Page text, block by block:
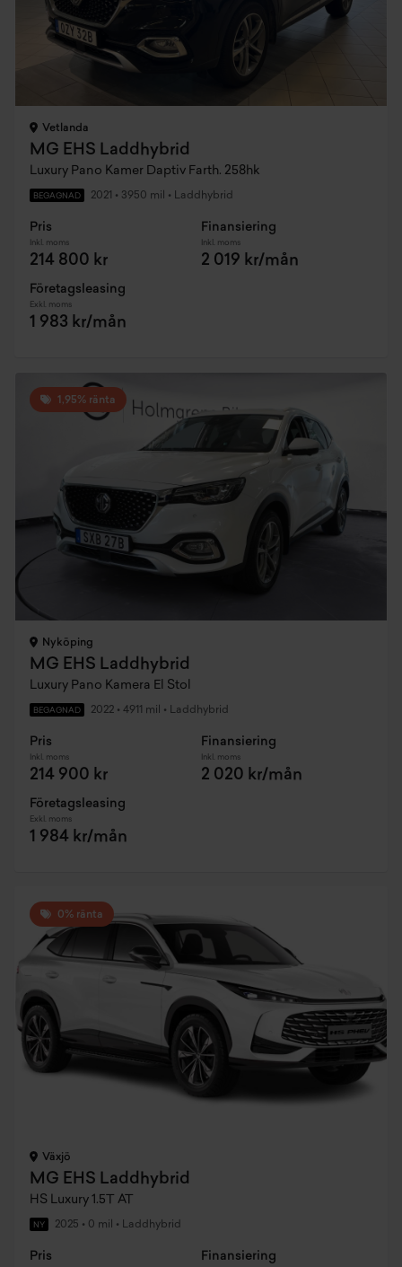
Vetlanda
MG EHS Laddhybrid
Luxury Pano Kamer Daptiv Farth. 258hk
BEGAGNAD 2021 • 3950 mil • Laddhybrid
Pris
Inkl. moms
214 800 kr
Finansiering
Inkl. moms
2 019 kr/mån
Företagsleasing
Exkl. moms
1 983 kr/mån
1,95% ränta
Nyköping
MG EHS Laddhybrid
Luxury Pano Kamera El Stol
BEGAGNAD 2022 • 4911 mil • Laddhybrid
Pris
Inkl. moms
214 900 kr
Finansiering
Inkl. moms
2 020 kr/mån
Företagsleasing
Exkl. moms
1 984 kr/mån
0% ränta
Växjö
MG EHS Laddhybrid
HS Luxury 1.5T AT
NY 2025 • 0 mil • Laddhybrid
Pris Finansiering